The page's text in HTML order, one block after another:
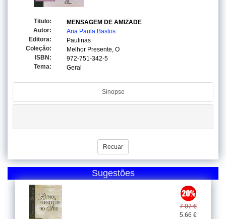
Titulo:
MENSAGEM DE AMIZADE
Autor:
Ana Paula Bastos
Editora:
Paulinas
Coleção:
Melhor Presente, O
ISBN:
972-751-342-5
Tema:
Geral
Sinopse
Recuar
Sugestões
7.07 €
5.66 €